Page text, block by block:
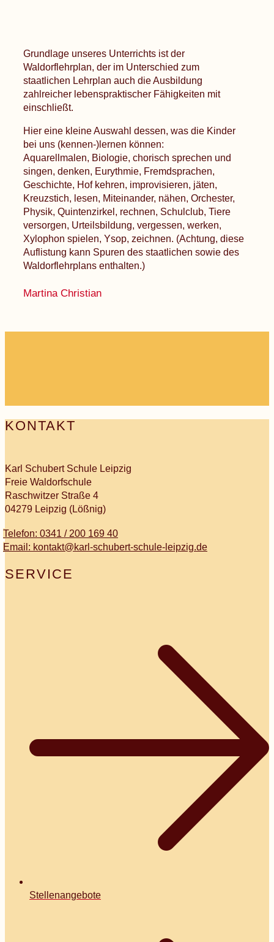
Grundlage unseres Unterrichts ist der
Waldorflehrplan, der im Unterschied zum
staatlichen Lehrplan auch die Ausbildung
zahlreicher lebenspraktischer Fähigkeiten mit
einschließt.
Hier eine kleine Auswahl dessen, was die Kinder
bei uns (kennen-)lernen können:
Aquarellmalen, Biologie, chorisch sprechen und
singen, denken, Eurythmie, Fremdsprachen,
Geschichte, Hof kehren, improvisieren, jäten,
Kreuzstich, lesen, Miteinander, nähen, Orchester,
Physik, Quintenzirkel, rechnen, Schulclub, Tiere
versorgen, Urteilsbildung, vergessen, werken,
Xylophon spielen, Ysop, zeichnen. (Achtung, diese
Auflistung kann Spuren des staatlichen sowie des
Waldorflehrplans enthalten.)
Martina Christian
KONTAKT
Karl Schubert Schule Leipzig
Freie Waldorfschule
Raschwitzer Straße 4
04279 Leipzig (Lößnig)
Telefon: 0341 / 200 169 40
Email: kontakt@karl-schubert-schule-leipzig.de
SERVICE
Stellenangebote